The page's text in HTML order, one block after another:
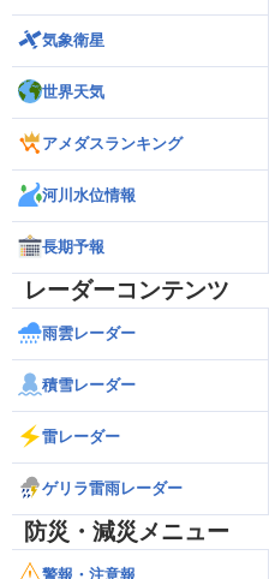
気象衛星
世界天気
アメダスランキング
河川水位情報
長期予報
レーダーコンテンツ
雨雲レーダー
積雪レーダー
雷レーダー
ゲリラ雷雨レーダー
防災・減災メニュー
警報・注意報